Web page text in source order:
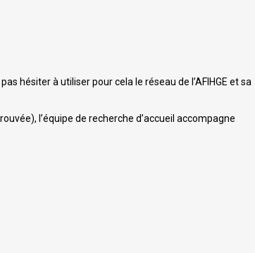
hésiter à utiliser pour cela le réseau de l’AFIHGE et sa
l’équipe de recherche d’accueil accompagne